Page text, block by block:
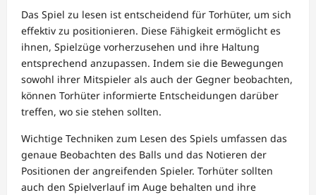
Das Spiel zu lesen ist entscheidend für Torhüter, um sich
effektiv zu positionieren. Diese Fähigkeit ermöglicht es
ihnen, Spielzüge vorherzusehen und ihre Haltung
entsprechend anzupassen. Indem sie die Bewegungen
sowohl ihrer Mitspieler als auch der Gegner beobachten,
können Torhüter informierte Entscheidungen darüber
treffen, wo sie stehen sollten.
Wichtige Techniken zum Lesen des Spiels umfassen das
genaue Beobachten des Balls und das Notieren der
Positionen der angreifenden Spieler. Torhüter sollten
auch den Spielverlauf im Auge behalten und ihre